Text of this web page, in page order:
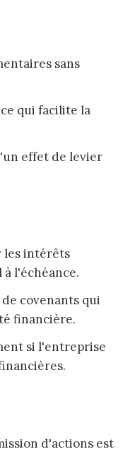
sans
qui facilite la
effet de levier
les intérêts
l'échéance.
covenants qui
financière.
si l'entreprise
d'actions est